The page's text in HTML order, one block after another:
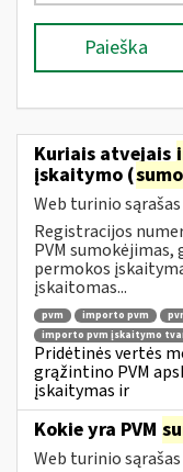
Paieška
Kuriais atvejais
įskaitymo (
Web turinio sąrašas
Registracijos
PVM sumokėjimas,
permokos
įskaitomas...
pvm importo pvm
importo pvm įskaitymo
Pridėtinės vertės
grąžintino PVM
įskaitymas ir
Kokie yra PVM
Web turinio sąrašas